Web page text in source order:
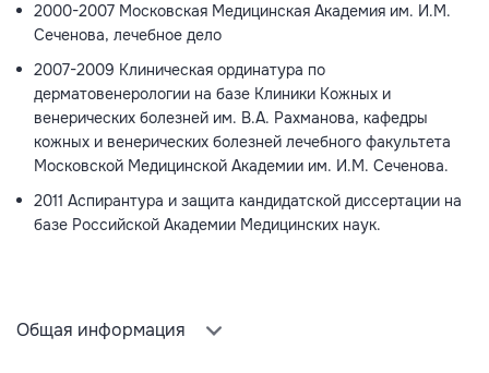
2000-2007 Московская Медицинская Академия им. И.М.
Сеченова, лечебное дело
2007-2009 Клиническая ординатура по
дерматовенерологии на базе Клиники Кожных и
венерических болезней им. В.А. Рахманова, кафедры
кожных и венерических болезней лечебного факультета
Московской Медицинской Академии им. И.М. Сеченова.
2011 Аспирантура и защита кандидатской диссертации на
базе Российской Академии Медицинских наук.
Общая информация